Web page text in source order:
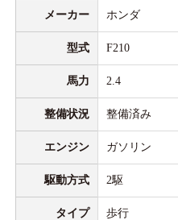
メーカー ホンダ
型式 F210
馬力 2.4
整備状況 整備済み
エンジン ガソリン
駆動方式 2駆
タイプ 歩行